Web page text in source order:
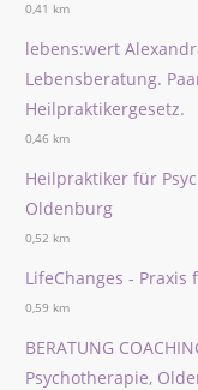
0,41 km
lebens:wert
Lebensberatung.
Heilpraktikergesetz.
0,46 km
Heilpraktiker für
Oldenburg
0,52 km
LifeChanges -
0,59 km
BERATUNG
Psychotherapie,